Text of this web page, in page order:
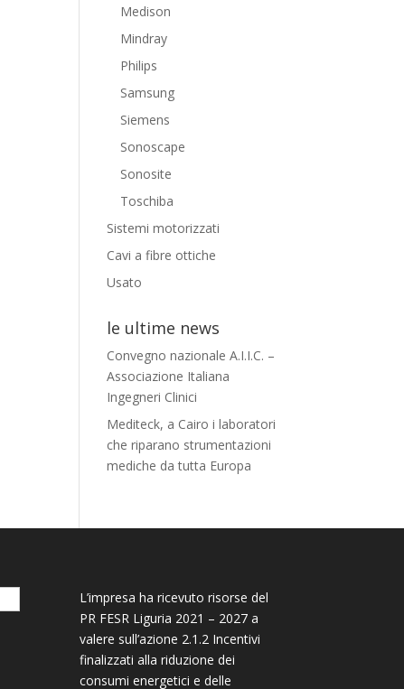
Medison
Mindray
Philips
Samsung
Siemens
Sonoscape
Sonosite
Toschiba
Sistemi motorizzati
Cavi a fibre ottiche
Usato
le ultime news
Convegno nazionale A.I.I.C. –
Associazione Italiana
Ingegneri Clinici
Mediteck, a Cairo i laboratori
che riparano strumentazioni
mediche da tutta Europa
L’impresa ha ricevuto risorse del
PR FESR Liguria 2021 – 2027 a
valere sull’azione 2.1.2 Incentivi
finalizzati alla riduzione dei
consumi energetici e delle